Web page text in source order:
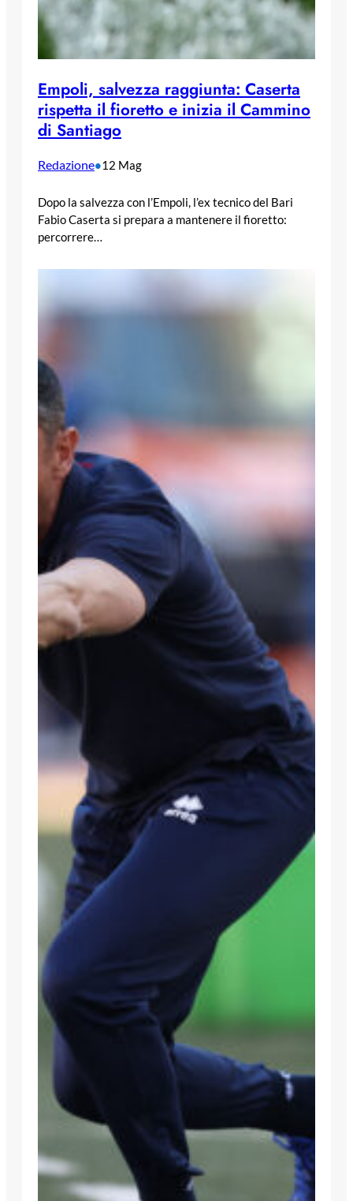
Empoli, salvezza raggiunta: Caserta
rispetta il fioretto e inizia il Cammino
di Santiago
Redazione•12 Mag
Dopo la salvezza con l’Empoli, l’ex tecnico del Bari
Fabio Caserta si prepara a mantenere il fioretto:
percorrere…